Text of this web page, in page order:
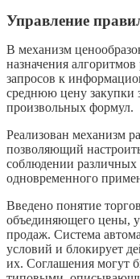
Управление
В механизм
назначения
запросов к
среднюю цену закупки
произвольных формул.
Реализован механизм
позволяющий
соблюдении различных
одновременного
Введено понятие
объединяющего цены,
продаж. Система
условий и блокирует
их. Соглашения могут